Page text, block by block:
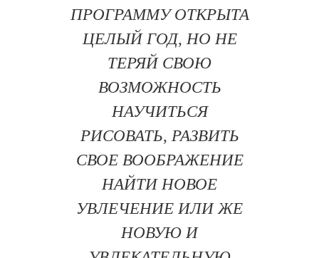
ПРОГРАММУ ОТКРЫТА
ЦЕЛЫЙ ГОД, НО НЕ
ТЕРЯЙ СВОЮ
ВОЗМОЖНОСТЬ
НАУЧИТЬСЯ
РИСОВАТЬ, РАЗВИТЬ
СВОЕ ВООБРАЖЕНИЕ
НАЙТИ НОВОЕ
УВЛЕЧЕНИЕ ИЛИ ЖЕ
НОВУЮ И